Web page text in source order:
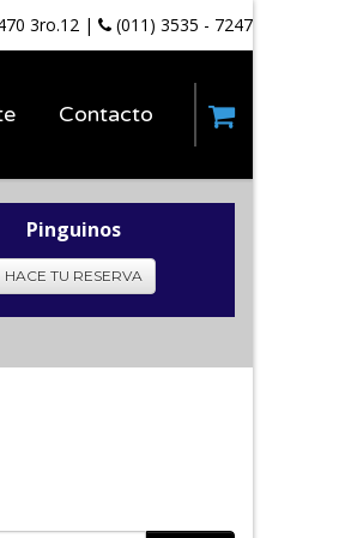
3ro.12 | (011) 3535 - 7247
Contacto
Pinguinos
HACE TU RESERVA